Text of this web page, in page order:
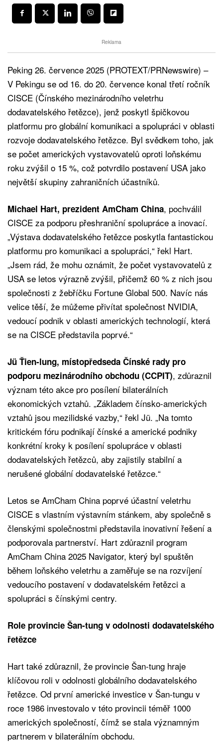
Reklama
Peking 26. července 2025 (PROTEXT/PRNewswire) –
V Pekingu se od 16. do 20. července konal třetí ročník
CISCE (Čínského mezinárodního veletrhu
dodavatelského řetězce), jenž poskytl špičkovou
platformu pro globální komunikaci a spolupráci v oblasti
rozvoje dodavatelského řetězce. Byl svědkem toho, jak
se počet amerických vystavovatelů oproti loňskému
roku zvýšil o 15 %, což potvrdilo postavení USA jako
největší skupiny zahraničních účastníků.
Michael Hart, prezident AmCham China, pochválil
CISCE za podporu přeshraniční spolupráce a inovací.
„Výstava dodavatelského řetězce poskytla fantastickou
platformu pro komunikaci a spolupráci,“ řekl Hart.
„Jsem rád, že mohu oznámit, že počet vystavovatelů z
USA se letos výrazně zvýšil, přičemž 60 % z nich jsou
společnosti z žebříčku Fortune Global 500. Navíc nás
velice těší, že můžeme přivítat společnost NVIDIA,
vedoucí podnik v oblasti amerických technologií, která
se na CISCE představila poprvé.“
Jü Ťien-lung, místopředseda Čínské rady pro
podporu mezinárodního obchodu (CCPIT), zdůraznil
význam této akce pro posílení bilaterálních
ekonomických vztahů. „Základem čínsko-amerických
vztahů jsou mezilidské vazby,“ řekl Jü. „Na tomto
kritickém fóru podnikají čínské a americké podniky
konkrétní kroky k posílení spolupráce v oblasti
dodavatelských řetězců, aby zajistily stabilní a
nerušené globální dodavatelské řetězce.“
Letos se AmCham China poprvé účastní veletrhu
CISCE s vlastním výstavním stánkem, aby společně s
členskými společnostmi představila inovativní řešení a
podporovala partnerství. Hart zdůraznil program
AmCham China 2025 Navigator, který byl spuštěn
během loňského veletrhu a zaměřuje se na rozvíjení
vedoucího postavení v dodavatelském řetězci a
spolupráci s čínskými centry.
Role provincie Šan-tung v odolnosti dodavatelského
řetězce
Hart také zdůraznil, že provincie Šan-tung hraje
klíčovou roli v odolnosti globálního dodavatelského
řetězce. Od první americké investice v Šan-tungu v
roce 1986 investovalo v této provincii téměř 1000
amerických společností, čímž se stala významným
partnerem v bilaterálním obchodu.